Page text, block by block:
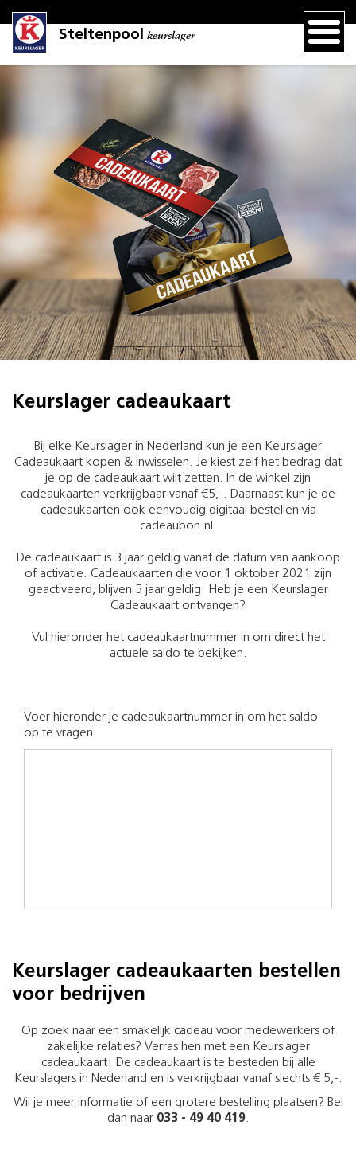
Steltenpool keurslager
Keurslager cadeaukaart
Bij elke Keurslager in Nederland kun je een Keurslager
Cadeaukaart kopen & inwisselen. Je kiest zelf het bedrag dat
je op de cadeaukaart wilt zetten. In de winkel zijn
cadeaukaarten verkrijgbaar vanaf €5,-. Daarnaast kun je de
cadeaukaarten ook eenvoudig digitaal bestellen via
cadeaubon.nl.
De cadeaukaart is 3 jaar geldig vanaf de datum van aankoop
of activatie. Cadeaukaarten die voor 1 oktober 2021 zijn
geactiveerd, blijven 5 jaar geldig. Heb je een Keurslager
Cadeaukaart ontvangen?
Vul hieronder het cadeaukaartnummer in om direct het
actuele saldo te bekijken.
Voer hieronder je cadeaukaartnummer in om het saldo
op te vragen.
Keurslager cadeaukaarten bestellen
voor bedrijven
Op zoek naar een smakelijk cadeau voor medewerkers of
zakelijke relaties? Verras hen met een Keurslager
cadeaukaart! De cadeaukaart is te besteden bij alle
Keurslagers in Nederland en is verkrijgbaar vanaf slechts € 5,-.
Wil je meer informatie of een grotere bestelling plaatsen? Bel
dan naar 033 - 49 40 419.